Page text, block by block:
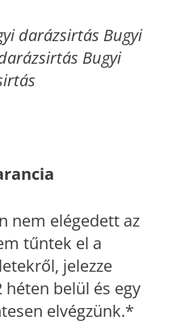
darázsirtás Bugyi
Bugyi
nem elégedett az
tűntek el a
jelezze
belül és egy
elvégzünk.*